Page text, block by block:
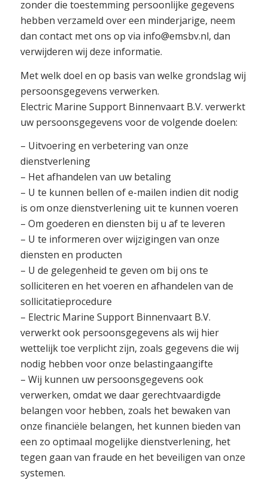
zonder die toestemming persoonlijke gegevens
hebben verzameld over een minderjarige, neem
dan contact met ons op via info@emsbv.nl, dan
verwijderen wij deze informatie.
Met welk doel en op basis van welke grondslag wij
persoonsgegevens verwerken.
Electric Marine Support Binnenvaart B.V. verwerkt
uw persoonsgegevens voor de volgende doelen:
– Uitvoering en verbetering van onze
dienstverlening
– Het afhandelen van uw betaling
– U te kunnen bellen of e-mailen indien dit nodig
is om onze dienstverlening uit te kunnen voeren
– Om goederen en diensten bij u af te leveren
– U te informeren over wijzigingen van onze
diensten en producten
– U de gelegenheid te geven om bij ons te
solliciteren en het voeren en afhandelen van de
sollicitatieprocedure
– Electric Marine Support Binnenvaart B.V.
verwerkt ook persoonsgegevens als wij hier
wettelijk toe verplicht zijn, zoals gegevens die wij
nodig hebben voor onze belastingaangifte
– Wij kunnen uw persoonsgegevens ook
verwerken, omdat we daar gerechtvaardigde
belangen voor hebben, zoals het bewaken van
onze financiële belangen, het kunnen bieden van
een zo optimaal mogelijke dienstverlening, het
tegen gaan van fraude en het beveiligen van onze
systemen.